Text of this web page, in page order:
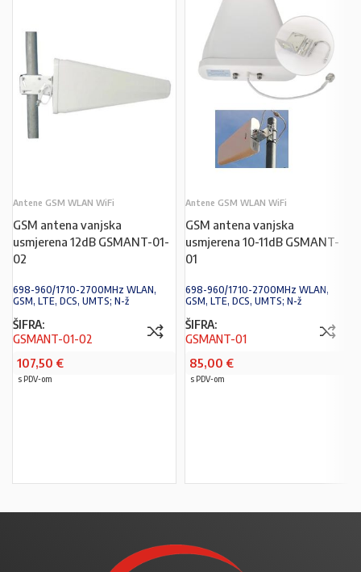
Antene GSM WLAN WiFi
GSM antena vanjska
usmjerena 12dB GSMANT-01-
02
698-960/1710-2700MHz WLAN,
GSM, LTE, DCS, UMTS; N-ž
ŠIFRA:
GSMANT-01-02
107,50 €
s PDV-om
Antene GSM WLAN WiFi
GSM antena vanjska
usmjerena 10-11dB GSMANT-
01
698-960/1710-2700MHz WLAN,
GSM, LTE, DCS, UMTS; N-ž
ŠIFRA:
GSMANT-01
85,00 €
s PDV-om